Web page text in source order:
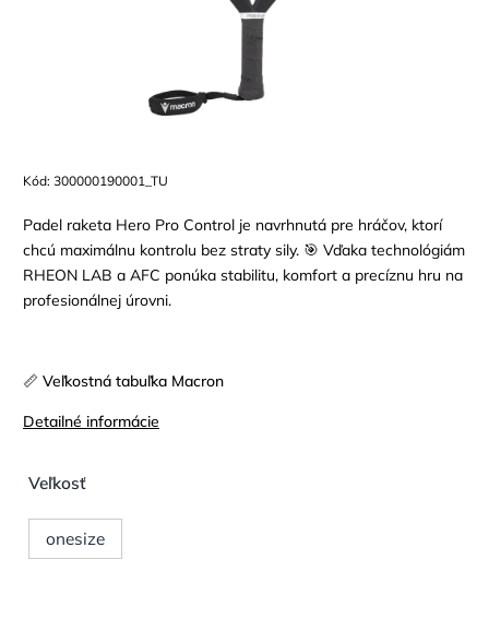
Kód: 300000190001_TU
Padel raketa Hero Pro Control je navrhnutá pre hráčov, ktorí
chcú maximálnu kontrolu bez straty sily. 🎯 Vďaka technológiám
RHEON LAB a AFC ponúka stabilitu, komfort a precíznu hru na
profesionálnej úrovni.
📏 Veľkostná tabuľka Macron
Detailné informácie
Veľkosť
onesize